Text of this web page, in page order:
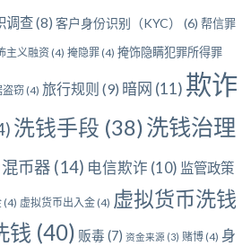
调查(8) 客户身份识别（KYC） (6) 帮信罪
主义融资 (4) 掩隐罪 (4) 掩饰隐瞒犯罪所得罪
盗窃 (4) 旅行规则 (9) 暗网 (11) 欺诈
洗钱手段 (38)洗钱治理
混币器 (14) 电信欺诈 (10) 监管政策
(4) 虚拟货币出入金 (4) 虚拟货币洗钱
钱 (40) 贩毒 (7) 资金来源 (3) 赌博 (4) 身